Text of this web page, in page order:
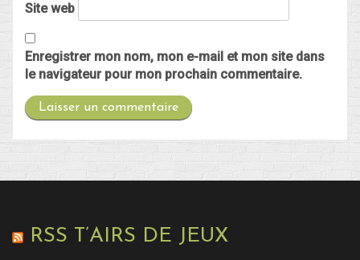
Site web
Enregistrer mon nom, mon e-mail et mon site dans
le navigateur pour mon prochain commentaire.
RSS T’AIRS DE JEUX